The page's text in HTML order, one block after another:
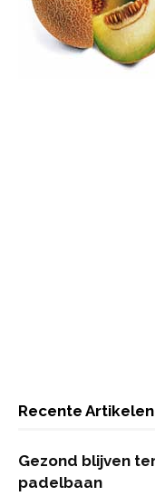
Recente Artikelen
Gezond blijven
padelbaan